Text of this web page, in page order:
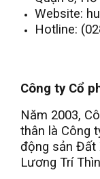
Website:
Hotline:
Công ty Cổ
Năm 2003,
thân là Công
động sản Đất
Lương Trí